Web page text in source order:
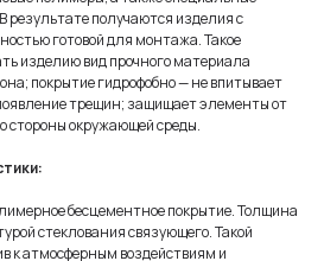
результате получаются изделия с
готовой для монтажа. Такое
изделию вид прочного материала
покрытие гидрофобно — не впитывает
трещин; защищает элементы от
стороны окружающей среды.
бесцементное покрытие. Толщина
стеклования связующего. Такой
к атмосферным воздействиям и